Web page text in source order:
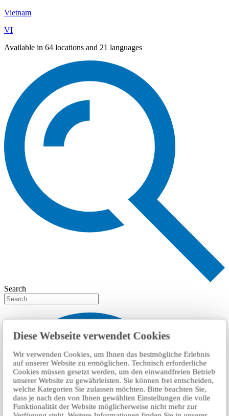
Diese Webseite verwendet Cookies
Wir verwenden Cookies, um Ihnen das bestmögliche Erlebnis
auf unserer Website zu ermöglichen. Technisch erforderliche
Cookies müssen gesetzt werden, um den einwandfreien Betrieb
unserer Website zu gewährleisten. Sie können frei entscheiden,
welche Kategorien Sie zulassen möchten. Bitte beachten Sie,
dass je nach den von Ihnen gewählten Einstellungen die volle
Funktionalität der Website möglicherweise nicht mehr zur
Vietnam
VI
Available in 64 locations and 21 languages
Search